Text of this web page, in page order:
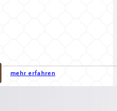
mehr erfahren